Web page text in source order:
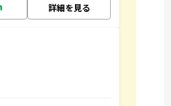
詳細を見る